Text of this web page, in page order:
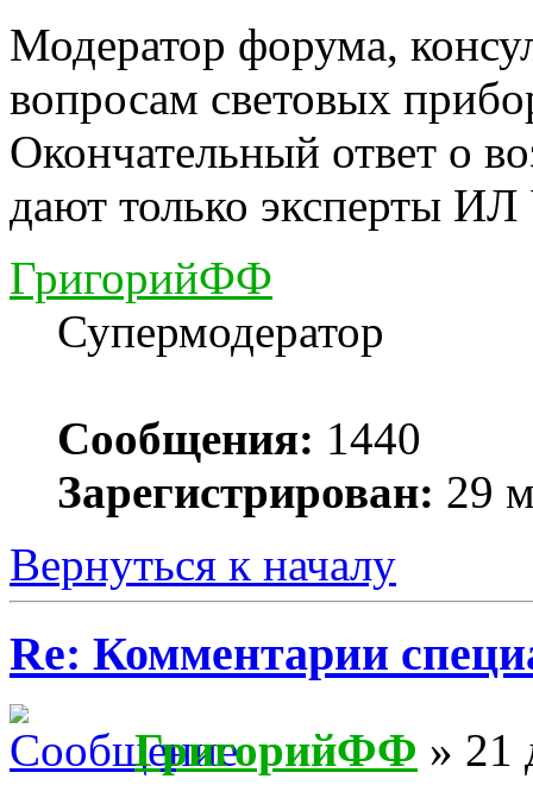
Модератор форума,
вопросам световых
Окончательный ответ о
дают только эксперты ИЛ
ГригорийФФ
Супермодератор
Сообщения: 1440
Зарегистрирован: 29
Вернуться к началу
Re: Комментарии
ГригорийФФ » 21